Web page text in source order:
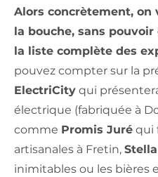
Alors concrètement, on
la bouche, sans
la liste complète des
pouvez compter sur la
ElectriCity qui
électrique (fabriquée à
comme Promis Juré qui
artisanales à Fretin, Stella
inimitables ou les bières